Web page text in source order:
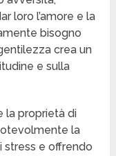
loro l’amore e la
bisogno
crea un
e sulla
la proprietà di
la
stress e offrendo